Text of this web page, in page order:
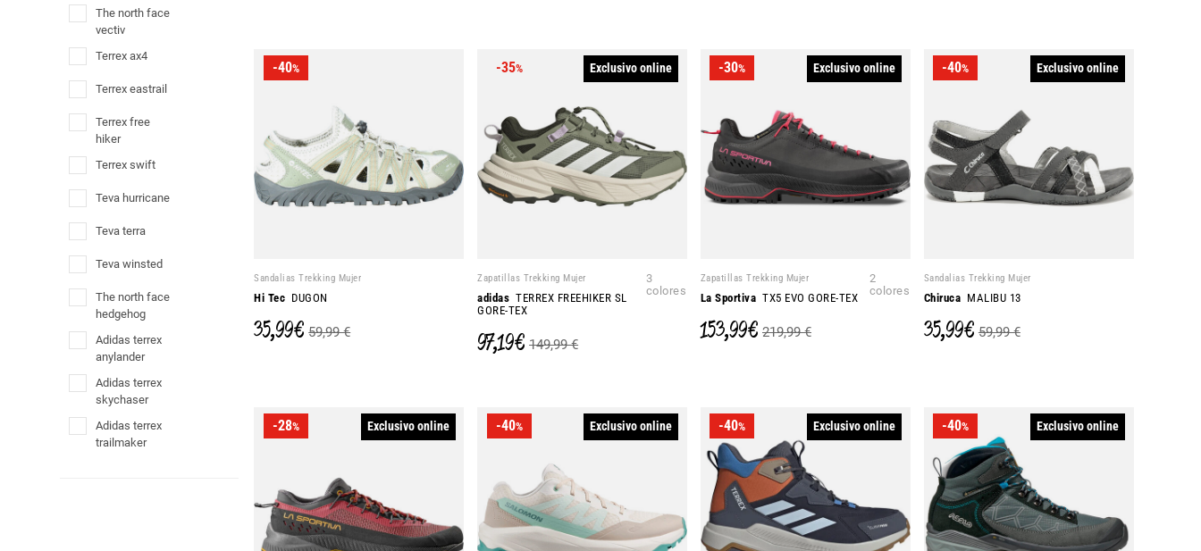
-40%
Sandalias Trekking Mujer
Hi Tec DUGON
35,99 € 59,99 €
-35% Exclusivo online
Zapatillas Trekking Mujer
adidas TERREX FREEHIKER SL
GORE-TEX
3
colores
97,19 € 149,99 €
-30% Exclusivo online
Zapatillas Trekking Mujer
La Sportiva TX5 EVO GORE-TEX
2
colores
153,99 € 219,99 €
-40% Exclusivo online
Sandalias Trekking Mujer
Chiruca MALIBU 13
35,99 € 59,99 €
-28% Exclusivo online -40% Exclusivo online -40% Exclusivo online -40% Exclusivo online
the north face
vectiv
terrex ax4
terrex eastrail
terrex free
hiker
terrex swift
teva hurricane
teva terra
teva winsted
the north face
hedgehog
adidas terrex
anylander
adidas terrex
skychaser
adidas terrex
trailmaker